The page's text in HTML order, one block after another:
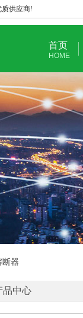
供应商!
首页
HOME
断器
品中心